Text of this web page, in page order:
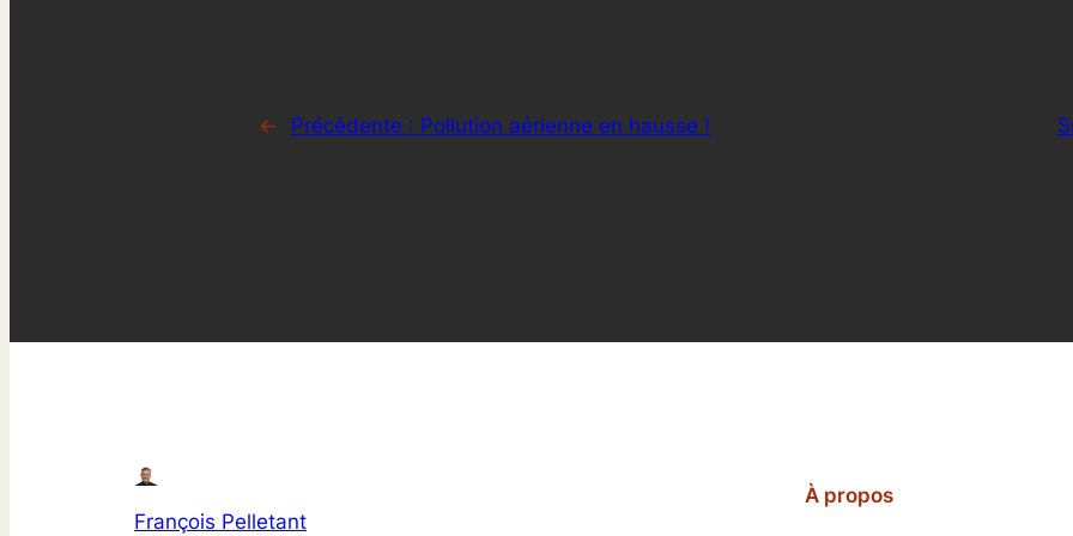
← Précédente : Pollution aérienne en hausse !
François Pelletant
À propos